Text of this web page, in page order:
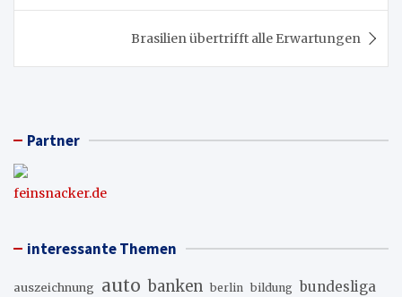
Brasilien übertrifft alle Erwartungen
Partner
feinsnacker.de
interessante Themen
auszeichnung auto banken berlin bildung bundesliga